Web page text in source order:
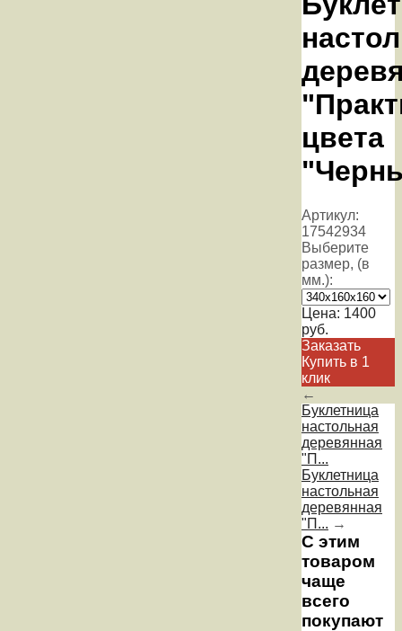
цвета
Артикул:
17542934
Выберите
размер, (в
мм.):
Цена: 1400
руб.
Заказать
Купить в 1
клик
←
Буклетница
настольная
деревянная
"П...
Буклетница
настольная
деревянная
"П... →
С этим
товаром
чаще
всего
покупают